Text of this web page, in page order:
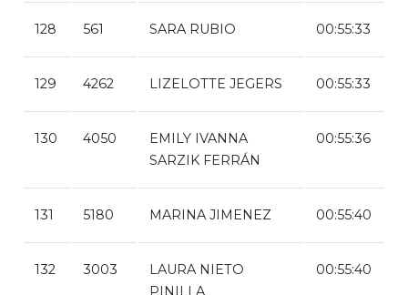
128 561 SARA RUBIO 00:55:33
129 4262 LIZELOTTE JEGERS 00:55:33
130 4050
EMILY IVANNA
SARZIK FERRÁN
00:55:36
131 5180 MARINA JIMENEZ 00:55:40
132 3003
LAURA NIETO
PINILLA
00:55:40